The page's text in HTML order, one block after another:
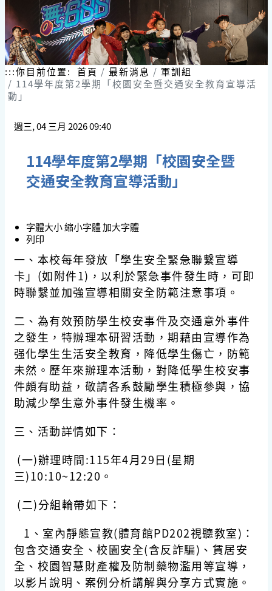
:::你目前位置: 首頁 最新消息
軍訓組
114學年度第2學期「校園安全暨交通安全教育宣導活
動」
週三, 04 三月 2026 09:40
114學年度第2學期「校園安全暨
交通安全教育宣導活動」
字體大小縮小字體加大字體
列印
一、本校每年發放「學生安全緊急聯繫宣導
卡」(如附件1)，以利於緊急事件發生時，可即
時聯繫並加強宣導相關安全防範注意事項。
二、為有效預防學生校安事件及交通意外事件
之發生，特辦理本研習活動，期藉由宣導作為
强化學生生活安全教育，降低學生傷亡，防範
未然。歷年來辦理本活動，對降低學生校安事
件頗有助益，敬請各系鼓勵學生積極參與，協
助減少學生意外事件發生機率。
三、活動詳情如下：
(一)辦理時間:115年4月29日(星期
三)10:10~12:20。
(二)分組輪帶如下：
1、室內靜態宣教(體育館PD202視聽教室)：
包含交通安全、校園安全(含反詐騙)、賃居安
全、校園智慧財產權及防制藥物濫用等宣導，
以影片說明、案例分析講解與分享方式實施。